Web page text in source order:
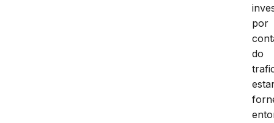
por
do